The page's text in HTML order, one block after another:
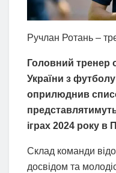
Ручлан Ротань –
Головний тренер
України з
оприлюднив
іграх 2024 року в
Склад команди
досвідом та